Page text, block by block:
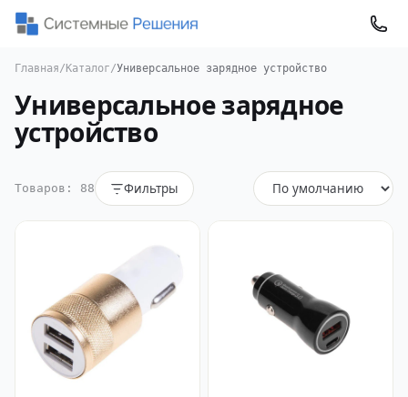
Главная/ Каталог/Универсальное зарядное устройство
Универсальное зарядное
устройство
Товаров: 88 Фильтры